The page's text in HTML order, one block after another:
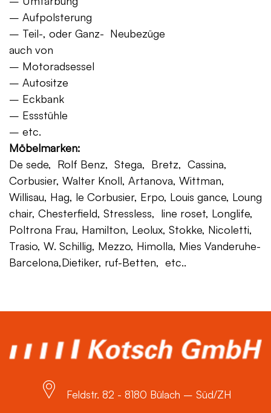
– Aufpolsterung
– Teil-, oder Ganz- Neubezüge
auch von
– Motoradsessel
– Autositze
– Eckbank
– Essstühle
– etc.
Möbelmarken:
De sede, Rolf Benz, Stega, Bretz, Cassina,
Corbusier, Walter Knoll, Artanova, Wittman,
Willisau, Hag, le Corbusier, Erpo, Louis gance, Loung
chair, Chesterfield, Stressless, line roset, Longlife,
Poltrona Frau, Hamilton, Leolux, Stokke, Nicoletti,
Trasio, W. Schillig, Mezzo, Himolla, Mies Vanderuhe-
Barcelona,Dietiker, ruf-Betten, etc..
Feldstr. 82 - 8180 Bülach – Süd/ZH